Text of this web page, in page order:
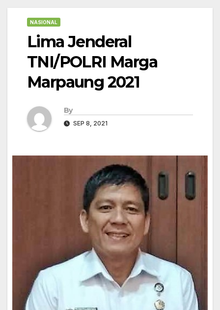
NASIONAL
Lima Jenderal
TNI/POLRI Marga
Marpaung 2021
By
SEP 8, 2021